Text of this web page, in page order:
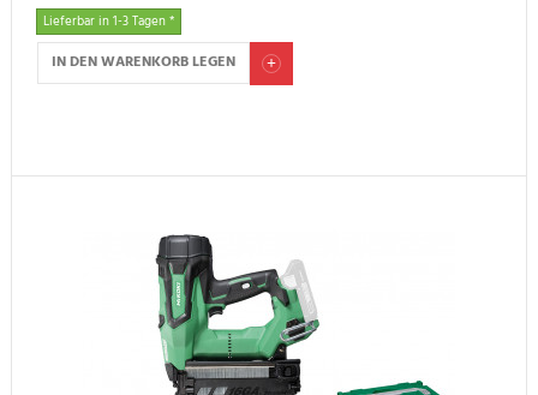
Lieferbar in 1-3 Tagen *
IN DEN WARENKORB LEGEN